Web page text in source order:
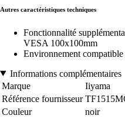
Autres caractéristiques techniques
Fonctionnalité
VESA 100x100mm
Environnement
Informations complémentaires
Marque
Iiyama
Référence fournisseur
Couleur
noir